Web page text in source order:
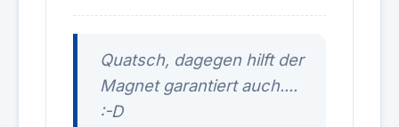
Quatsch, dagegen hilft der
Magnet garantiert auch....
:-D